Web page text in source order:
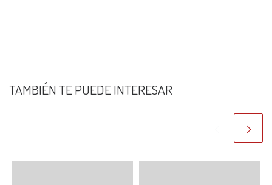
TAMBIÉN TE PUEDE INTERESAR